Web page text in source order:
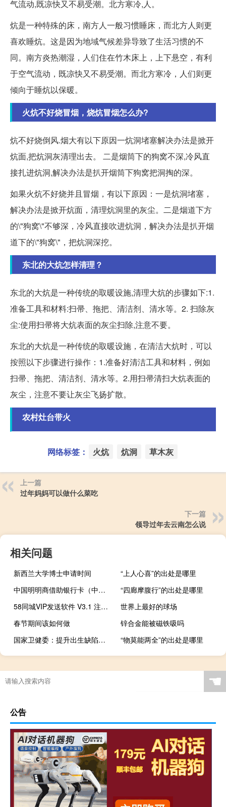
气流动,既凉快又不易受潮。北方寒冷,人。
炕是一种特殊的床，南方人一般习惯睡床，而北方人则更
喜欢睡炕。这是因为地域气候差异导致了生活习惯的不
同。南方炎热潮湿，人们住在竹木床上，上下悬空，有利
于空气流动，既凉快又不易受潮。而北方寒冷，人们则更
倾向于睡炕以保暖。
火炕不好烧冒烟，烧炕冒烟怎么办?
炕不好烧倒风.烟大有以下原因一炕洞堵塞解决办法是掀开
炕面,把炕洞灰清理出去。 二是烟筒下的狗窝不深,冷风直
接扎进炕洞,解决办法是扒开烟筒下狗窝把洞掏的深。
如果火炕不好烧并且冒烟，有以下原因：一是炕洞堵塞，
解决办法是掀开炕面，清理炕洞里的灰尘。二是烟道下方
的\"狗窝\"不够深，冷风直接吹进炕洞，解决办法是扒开烟
道下的\"狗窝\"，把炕洞深挖。
东北的大炕怎样清理？
东北的大炕是一种传统的取暖设施,清理大炕的步骤如下:1.
准备工具和材料:扫帚、拖把、清洁剂、清水等。2. 扫除灰
尘:使用扫帚将大炕表面的灰尘扫除,注意不要。
东北的大炕是一种传统的取暖设施，在清洁大炕时，可以
按照以下步骤进行操作：1.准备好清洁工具和材料，例如
扫帚、拖把、清洁剂、清水等。2.用扫帚清扫大炕表面的
灰尘，注意不要让灰尘飞扬扩散。
农村灶台带火
网络标签： 火炕 炕洞 草木灰
上一篇
过年妈妈可以做什么菜吃
下一篇
领导过年去云南怎么说
相关问题
新西兰大学博士申请时间
“上人心喜”的出处是哪里
中国明明商借助银行卡（中国明明商）
“四廊摩腹行”的出处是哪里
58同城VIP发送软件 V3.1 注册版（58同城VIP发送软件 V3.1 注册版功能简介）
世界上最好的球场
春节期间该如何做
锌合金能被磁铁吸吗
国家卫健委：提升出生缺陷防治能力 到2027年产前筛查率达到90%
“物莫能两全”的出处是哪里
☚
公告